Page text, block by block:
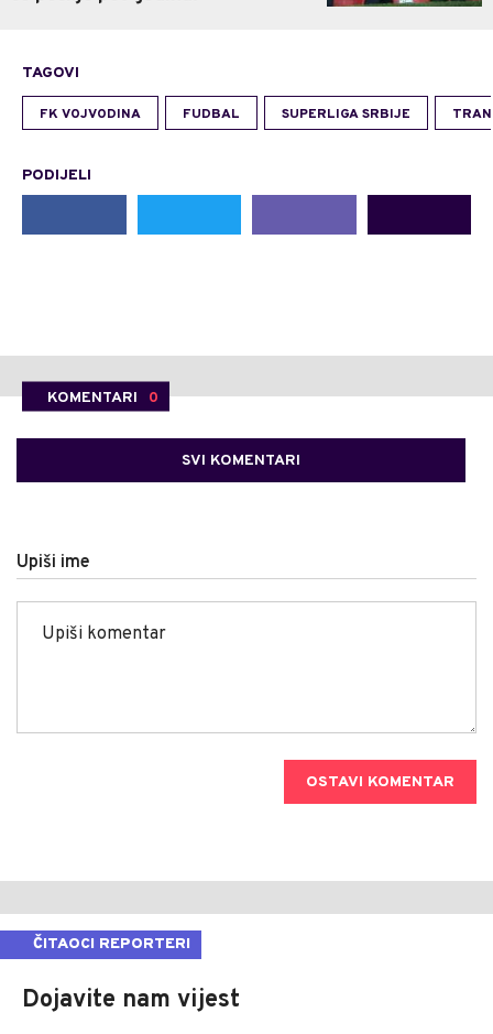
TAGOVI
FK VOJVODINA FUDBAL SUPERLIGA SRBIJE
PODIJELI
KOMENTARI 0
SVI KOMENTARI
Upiši ime
OSTAVI KOMENTAR
ČITAOCI REPORTERI
Dojavite nam vijest